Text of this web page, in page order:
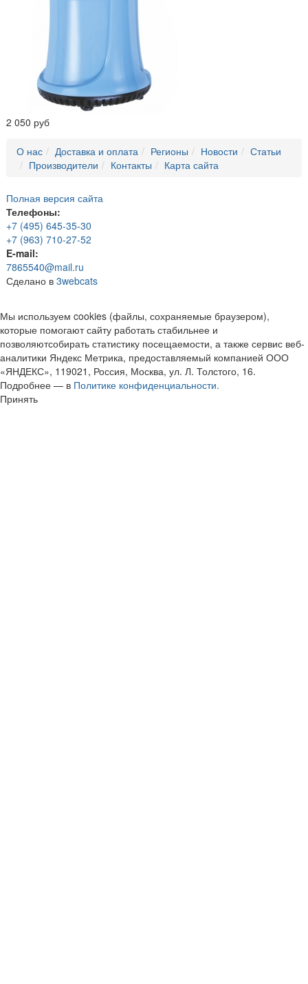
2 050 руб
О нас Доставка и оплата Регионы Новости
Статьи
Производители
Контакты Карта сайта
Полная версия сайта
Телефоны:
+7 (495) 645-35-30
+7 (963) 710-27-52
E-mail:
7865540@mail.ru
Сделано в 3webcats
Мы используем cookies (файлы, сохраняемые браузером),
которые помогают сайту работать стабильнее и
позволяютсобирать статистику посещаемости, а также сервис веб-
аналитики Яндекс Метрика, предоставляемый компанией ООО
«ЯНДЕКС», 119021, Россия, Москва, ул. Л. Толстого, 16.
Подробнее — в Политике конфиденциальности.
Принять